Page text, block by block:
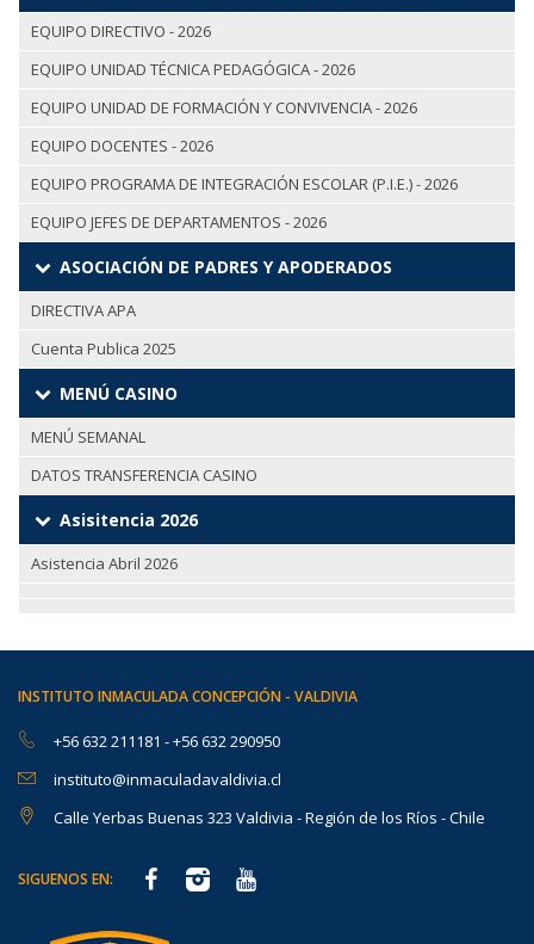
EQUIPO DIRECTIVO - 2026
EQUIPO UNIDAD TÉCNICA PEDAGÓGICA - 2026
EQUIPO UNIDAD DE FORMACIÓN Y CONVIVENCIA - 2026
EQUIPO DOCENTES - 2026
EQUIPO PROGRAMA DE INTEGRACIÓN ESCOLAR (P.I.E.) - 2026
EQUIPO JEFES DE DEPARTAMENTOS - 2026
ASOCIACIÓN DE PADRES Y APODERADOS
DIRECTIVA APA
Cuenta Publica 2025
MENÚ CASINO
MENÚ SEMANAL
DATOS TRANSFERENCIA CASINO
Asisitencia 2026
Asistencia Abril 2026
INSTITUTO INMACULADA CONCEPCIÓN - VALDIVIA
+56 632 211181 -+56 632 290950
instituto@inmaculadavaldivia.cl
Calle Yerbas Buenas 323 Valdivia - Región de los Ríos - Chile
SIGUENOS EN: